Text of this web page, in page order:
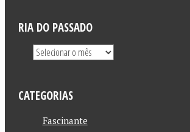
RIA DO PASSADO
CATEGORIAS
Fascinante